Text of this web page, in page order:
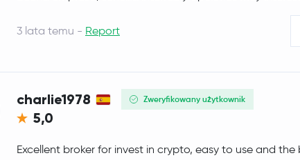
3 lata temu - Report
charlie1978 Zweryfikowany użytkownik
5,0
Excellent broker for invest in crypto, easy to use and